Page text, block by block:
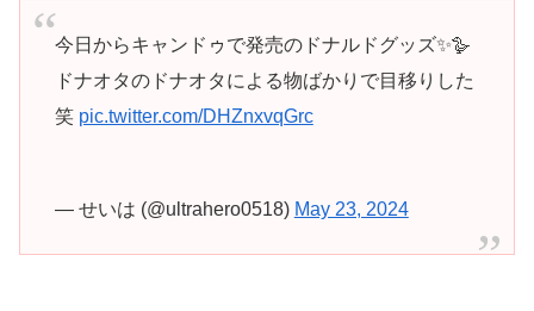
今日からキャンドゥで発売のドナルドグッズ✨🪿
ドナオタのドナオタによる物ばかりで目移りした
笑 pic.twitter.com/DHZnxvqGrc
— せいは (@ultrahero0518) May 23, 2024